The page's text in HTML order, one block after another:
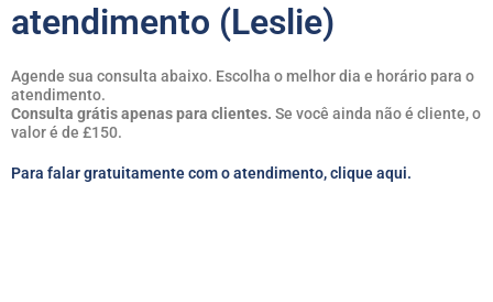
atendimento (Leslie)
Agende sua consulta abaixo. Escolha o melhor dia e horário para o
atendimento.
Consulta grátis apenas para clientes. Se você ainda não é cliente, o
valor é de £150.
Para falar gratuitamente com o atendimento, clique aqui.